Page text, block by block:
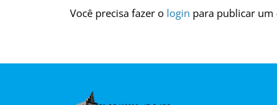
Você precisa fazer o login para publicar um